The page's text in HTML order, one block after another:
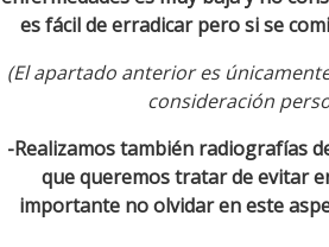
es fácil de erradicar pero si se
(El apartado anterior es
consideración
-Realizamos también radiografías
que queremos tratar de evitar
importante no olvidar en este